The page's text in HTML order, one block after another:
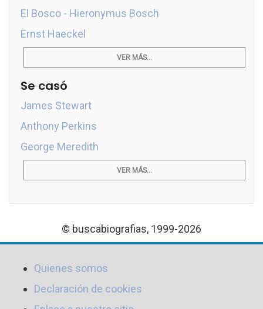
El Bosco - Hieronymus Bosch
Ernst Haeckel
VER MÁS...
Se casó
James Stewart
Anthony Perkins
George Meredith
VER MÁS...
© buscabiografias, 1999-2026
Quienes somos
Declaración de cookies